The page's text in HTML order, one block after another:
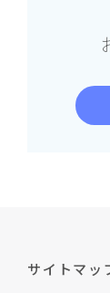
サイトマッ